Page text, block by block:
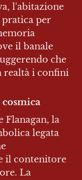
l'abitazione
pratica per
il banale
che
realtà i confini
Flanagan, la
legata
il contenitore
La